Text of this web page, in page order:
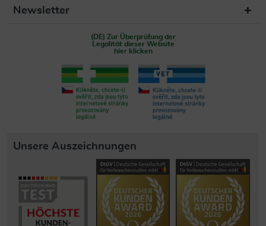
Newsletter
(DE) Zur Überprüfung der
Legalität dieser Website
hier klicken
Unsere Auszeichnungen